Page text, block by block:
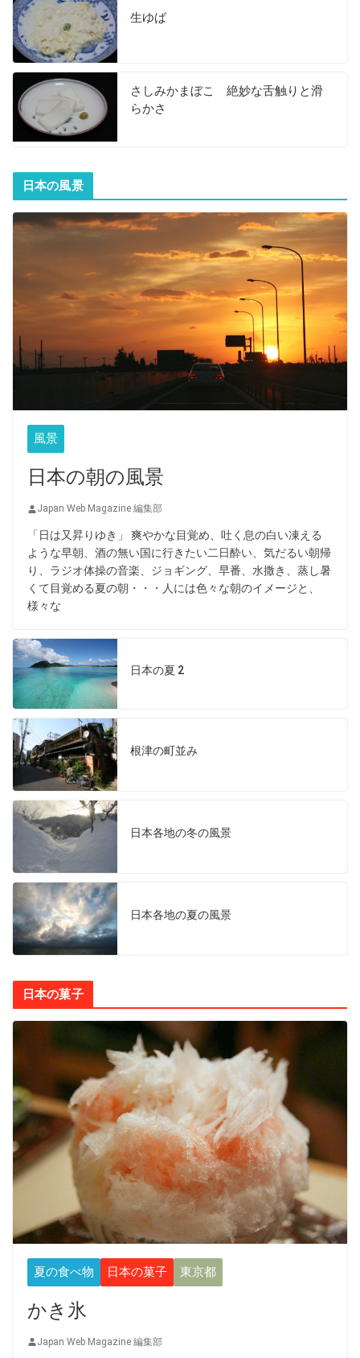
生ゆば
さしみかまぼこ 絶妙な舌触りと滑
らかさ
日本の風景
風景
日本の朝の風景
Japan Web Magazine 編集部
「日は又昇りゆき」 爽やかな目覚め、吐く息の白い凍える
ような早朝、酒の無い国に行きたい二日酔い、気だるい朝帰
り、ラジオ体操の音楽、ジョギング、早番、水撒き、蒸し暑
くて目覚める夏の朝・・・人には色々な朝のイメージと、
様々な
日本の夏 2
根津の町並み
日本各地の冬の風景
日本各地の夏の風景
日本の菓子
夏の食べ物 日本の菓子 東京都
かき氷
Japan Web Magazine 編集部